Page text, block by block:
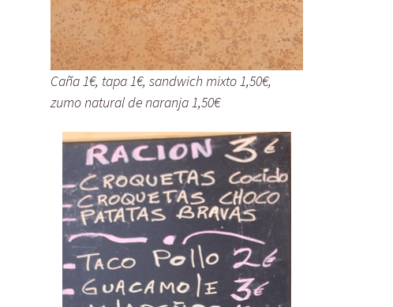
Caña 1€, tapa 1€, sandwich mixto 1,50€,
zumo natural de naranja 1,50€